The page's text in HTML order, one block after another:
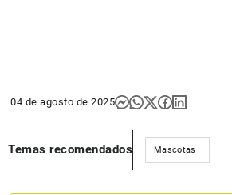
04 de agosto de 2025
Temas recomendados Mascotas